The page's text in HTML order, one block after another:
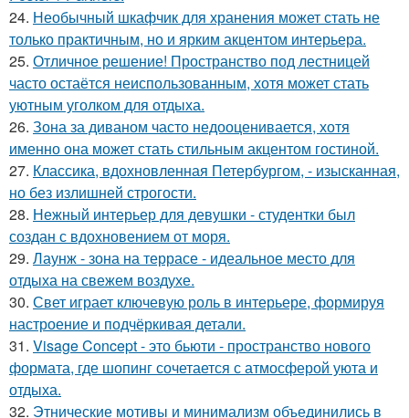
24. Необычный шкафчик для хранения может стать не
только практичным, но и ярким акцентом интерьера.
25. Отличное решение! Пространство под лестницей
часто остаётся неиспользованным, хотя может стать
уютным уголком для отдыха.
26. Зона за диваном часто недооценивается, хотя
именно она может стать стильным акцентом гостиной.
27. Классика, вдохновленная Петербургом, - изысканная,
но без излишней строгости.
28. Нежный интерьер для девушки - студентки был
создан с вдохновением от моря.
29. Лаунж - зона на террасе - идеальное место для
отдыха на свежем воздухе.
30. Свет играет ключевую роль в интерьере, формируя
настроение и подчёркивая детали.
31. Visage Concept - это бьюти - пространство нового
формата, где шопинг сочетается с атмосферой уюта и
отдыха.
32. Этнические мотивы и минимализм объединились в